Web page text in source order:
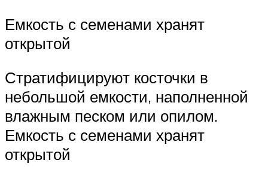
Емкость с семенами хранят
открытой
Стратифицируют косточки в
небольшой емкости, наполненной
влажным песком или опилом.
Емкость с семенами хранят
открытой